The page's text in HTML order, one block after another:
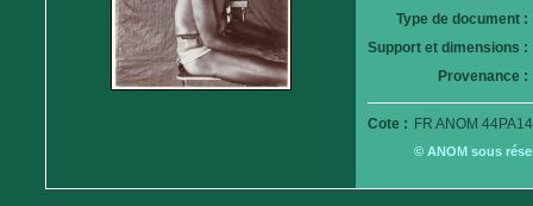
Type de document :
Support et dimensions :
Provenance :
Cote : FR ANOM
© ANOM sous